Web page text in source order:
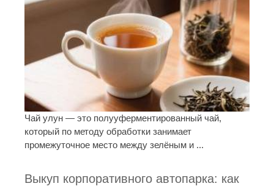
Чай улун — это полууферментированный чай,
который по методу обработки занимает
промежуточное место между зелёным и ...
Выкуп корпоративного автопарка: как